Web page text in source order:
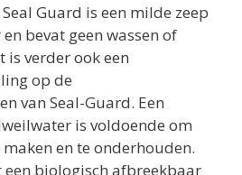
Guard is een milde zeep
bevat geen wassen of
verder ook een
op de
van Seal-Guard. Een
is voldoende om
en te onderhouden.
een biologisch afbreekbaar